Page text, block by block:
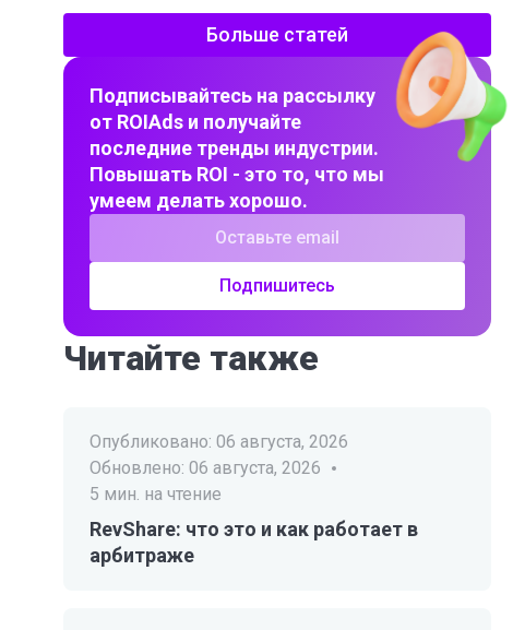
Подписывайтесь на рассылку
от ROIAds и получайте
последние тренды индустрии.
Повышать ROI - это то, что мы
умеем делать хорошо.
Подпишитесь
Читайте также
Опубликовано: 06 августа, 2026
Обновлено: 06 августа, 2026
5 мин. на чтение
RevShare: что это и как работает в
арбитраже
Больше статей